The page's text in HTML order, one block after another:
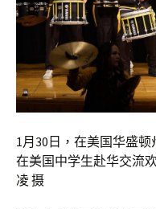
1月30日，在美国华盛
在美国中学生赴华交流
凌 摄